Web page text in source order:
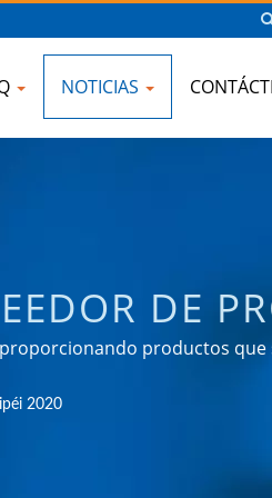
NOTICIAS
DE
DE
productos
automotriz y
2020